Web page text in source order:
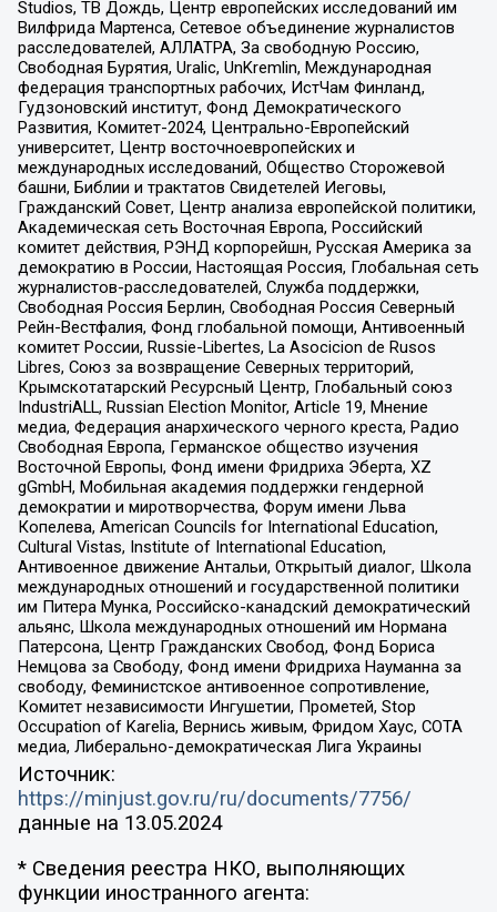
Studios, ТВ Дождь, Центр европейских исследований им
Вилфрида Мартенса, Сетевое объединение журналистов
расследователей, АЛЛАТРА, За свободную Россию,
Свободная Бурятия, Uralic, UnKremlin, Международная
федерация транспортных рабочих, ИстЧам Финланд,
Гудзоновский институт, Фонд Демократического
Развития, Комитет-2024, Центрально-Европейский
университет, Центр восточноевропейских и
международных исследований, Общество Сторожевой
башни, Библии и трактатов Свидетелей Иеговы,
Гражданский Совет, Центр анализа европейской политики,
Академическая сеть Восточная Европа, Российский
комитет действия, РЭНД корпорейшн, Русская Америка за
демократию в России, Настоящая Россия, Глобальная сеть
журналистов-расследователей, Служба поддержки,
Свободная Россия Берлин, Свободная Россия Северный
Рейн-Вестфалия, Фонд глобальной помощи, Антивоенный
комитет России, Russie-Libertes, La Asocicion de Rusos
Libres, Союз за возвращение Северных территорий,
Крымскотатарский Ресурсный Центр, Глобальный союз
IndustriALL, Russian Election Monitor, Article 19, Мнение
медиа, Федерация анархического черного креста, Радио
Свободная Европа, Германское общество изучения
Восточной Европы, Фонд имени Фридриха Эберта, XZ
gGmbH, Мобильная академия поддержки гендерной
демократии и миротворчества, Форум имени Льва
Копелева, American Councils for International Education,
Cultural Vistas, Institute of International Education,
Антивоенное движение Антальи, Открытый диалог, Школа
международных отношений и государственной политики
им Питера Мунка, Российско-канадский демократический
альянс, Школа международных отношений им Нормана
Патерсона, Центр Гражданских Свобод, Фонд Бориса
Немцова за Свободу, Фонд имени Фридриха Науманна за
свободу, Феминистское антивоенное сопротивление,
Комитет независимости Ингушетии, Прометей, Stop
Occupation of Karelia, Вернись живым, Фридом Хаус, СОТА
медиа, Либерально-демократическая Лига Украины
Источник:
https://minjust.gov.ru/ru/documents/7756/
данные на 13.05.2024
* Сведения реестра НКО, выполняющих
функции иностранного агента: